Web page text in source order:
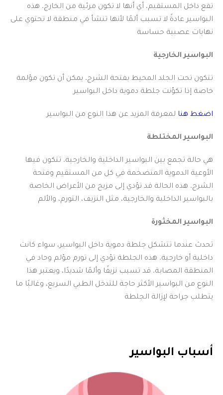
البواسير عادةً لا تسبب ألمًا لأنها تنشأ في منطقة لا تحتوي على
نهايات عصبية حساسة
البواسير الخارجية
خاصة إذا تكوّنت جلطة دموية داخل البواسير
اضغط هنا لمعرفة المزيد عن هذا النوع من البواسير
البواسير المختلطة
الأوعية الدموية المتضخمة في كل من المستقيم وفتحة
الشرج. هذه الحالة قد تؤدي إلى مزيج من الأعراض الخاصة
بالبواسير الداخلية والخارجية، مثل النزيف، التورم، والألم
البواسير المخثورة
تحدث عندما تتشكل جلطة دموية داخل البواسير، سواء كانت
داخلية أو خارجية. هذه الجلطة تؤدي إلى تورم مؤلم وحاد في
المنطقة المصابة. قد تسبب نزيفًا وألمًا شديدًا، ويعتبر هذا
النوع من البواسير الأكثر حاجة للتدخل الطبي السريع، وغالبًا ما
يتطلب جراحة لإزالة الجلطة
أسباب البواسير